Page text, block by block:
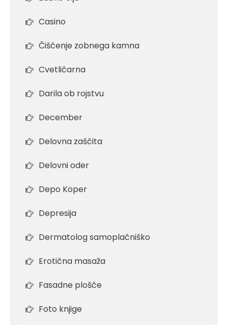
Casino
Čiščenje zobnega kamna
Cvetličarna
Darila ob rojstvu
December
Delovna zaščita
Delovni oder
Depo Koper
Depresija
Dermatolog samoplačniško
Erotična masaža
Fasadne plošče
Foto knjige